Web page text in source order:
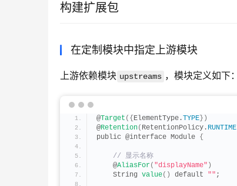
构建扩展包
在定制模块中指定上游模块
上游依赖模块 upstreams ，模块定义如下：
@Target ({ ElementType.TYPE })
@Retention( RetentionPolicy. RUNTIME
public @interface Module {
// 显示名称
    @
AliasFor( "displayName" )
    String
value() default "" ;